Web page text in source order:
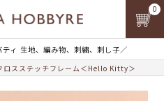
ティ 生地、編み物、刺繍、刺し子／
0
ロスステッチフレーム＜Hello Kitty＞